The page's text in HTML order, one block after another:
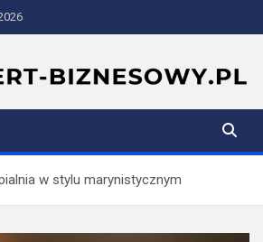
w stylu marynistycznym